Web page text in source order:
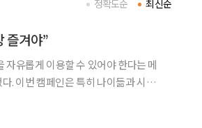
최신순
정확도순
즐겨야”
유롭게 이용할 수 있어야 한다는 메
. 이번 캠페인은 특히 나이듦과 시니